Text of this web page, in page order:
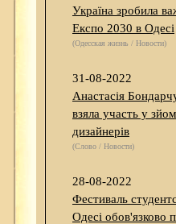
Україна зробила
Експо 2030 в Одесі
(Одесская жизнь / Новости)
31-08-2022
Анастасія
взяла участь у
дизайнерів
(Слово / Новости)
28-08-2022
Фестиваль
Одесі обов'язково